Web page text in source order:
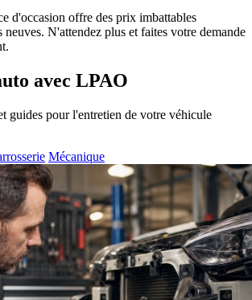
d'occasion offre des prix imbattables
neuves. N'attendez plus et faites votre demande
avec LPAO
guides pour l'entretien de votre véhicule
Mécanique